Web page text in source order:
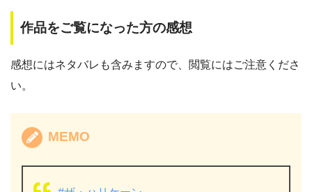
作品をご覧になった方の感想
感想にはネタバレも含みますので、閲覧にはご注意くださ
い。
MEMO